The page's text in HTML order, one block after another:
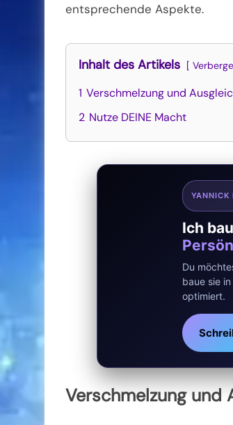
entsprechende Aspekte.
Inhalt des Artikels
1 Verschmelzung und
2 Nutze DEINE Macht
YANNICK
Ich
Du
baue sie
optimiert.
Verschmelzung und